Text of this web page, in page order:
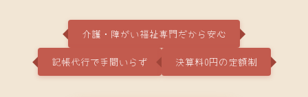
介護・障がい福祉専門だから安心
記帳代行で手間いらず 決算料0円の定額制